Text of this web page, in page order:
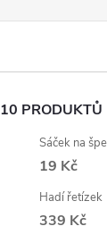
PRODUKTŮ
Sáček na
19 Kč
Hadí řetízek
339 Kč